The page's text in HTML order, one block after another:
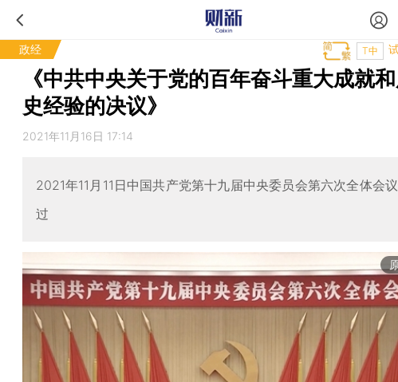
政经 T中
《中共中央关于党的百年奋斗重大成就
史经验的决议》
2021年11月16日 17:14
2021年11月11日中国共产党第十九届中央委员会第六次全体会
过